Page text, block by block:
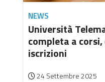
NEWS
Università
completa a
iscrizioni
24 Settembre 2025